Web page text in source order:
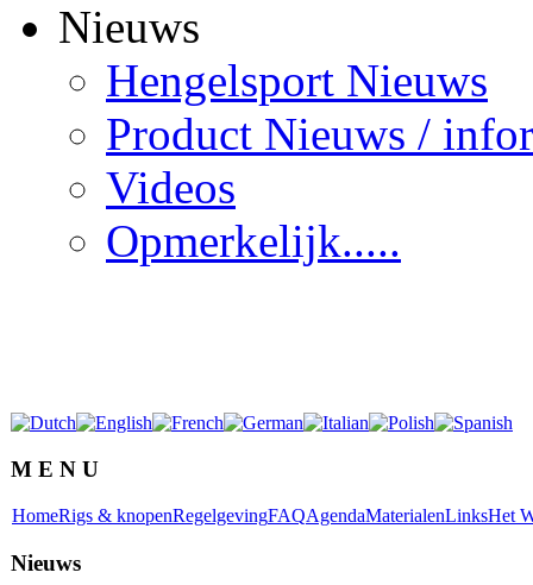
Nieuws
Hengelsport Nieuws
Product Nieuws /
Videos
Opmerkelijk.....
M E N U
HomeRigs & knopenRegelgevingFAQAgendaMaterialenLinksHet
Nieuws